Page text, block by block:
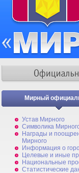
Мирный
Устав Мирного
Символика
Награды и
Мирного
Информация о
Целевые и иные
Национальные
Статистические